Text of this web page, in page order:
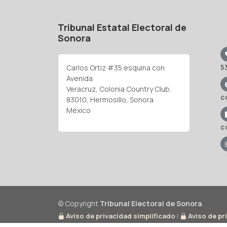
Tribunal Estatal Electoral de
Sonora
Carlos Ortiz #35 esquina con
Avenida
Veracruz, Colonia Country Club.
83010, Hermosillo, Sonora
México
© Copyright Tribunal Electoral de Sonora.
Aviso de privacidad simplificado | Aviso de